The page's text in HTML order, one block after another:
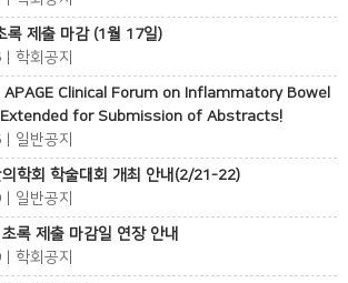
록 제출 마감 (1월 17일)
학회공지
APAGE Clinical Forum on Inflammatory Bowel
Extended for Submission of Abstracts!
일반공지
학회 학술대회 개최 안내(2/21-22)
일반공지
록 제출 마감일 연장 안내
학회공지